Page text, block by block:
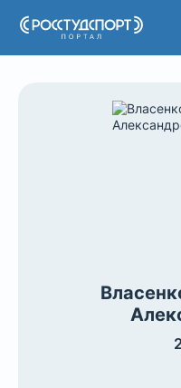
Порталстуденческого